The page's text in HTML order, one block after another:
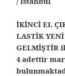
İKİNCİ EL
LASTİK
GELMİŞTİR
4 adettir